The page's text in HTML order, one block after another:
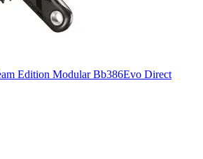
Edition Modular Bb386Evo Direct